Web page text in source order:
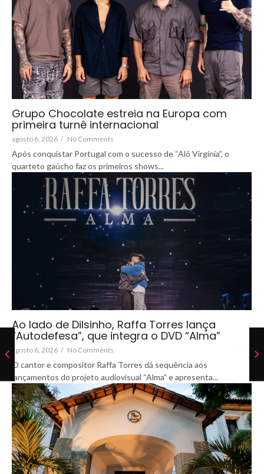
Grupo Chocolate estreia na Europa com
primeira turnê internacional
agosto 6, 2026 / No Comments
Após conquistar Portugal com o sucesso de “Alô Virgínia”, o
quarteto gaúcho faz os primeiros shows...
Ao lado de Dilsinho, Raffa Torres lança
“Autodefesa”, que integra o DVD “Alma”
agosto 6, 2026 / No Comments
O cantor e compositor Raffa Torres dá sequência aos
lançamentos do projeto audiovisual “Alma” e apresenta...